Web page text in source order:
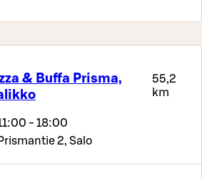
& Buffa Prisma,
55,2
km
- 18:00
Prismantie 2, Salo